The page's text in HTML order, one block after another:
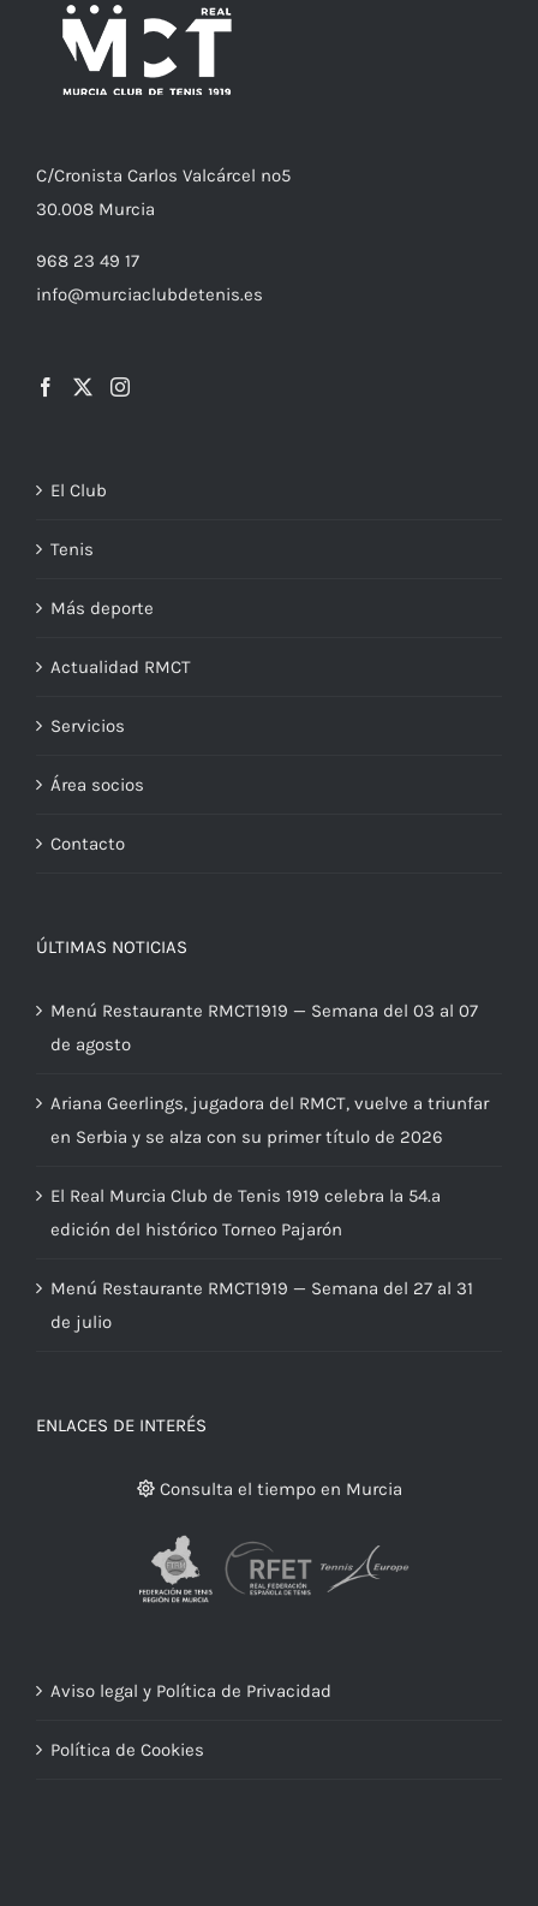
C/Cronista Carlos Valcárcel nº5
30.008 Murcia
968 23 49 17
info@murciaclubdetenis.es
El Club
Tenis
Más deporte
Actualidad RMCT
Servicios
Área socios
Contacto
ÚLTIMAS NOTICIAS
Menú Restaurante RMCT1919 — Semana del 03 al 07
de agosto
Ariana Geerlings, jugadora del RMCT, vuelve a triunfar
en Serbia y se alza con su primer título de 2026
El Real Murcia Club de Tenis 1919 celebra la 54.ª
edición del histórico Torneo Pajarón
Menú Restaurante RMCT1919 — Semana del 27 al 31
de julio
ENLACES DE INTERÉS
Consulta el tiempo en Murcia
Aviso legal y Política de Privacidad
Política de Cookies